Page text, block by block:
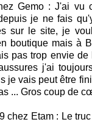
Gemo : J'ai vu
je ne fais
sur le site, je
boutique mais à
pas trop envie de
j'ai
je vais peut être
... Gros coup de
chez Etam : Le